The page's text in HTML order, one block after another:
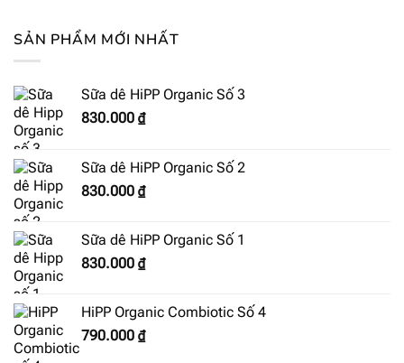
SẢN PHẨM MỚI NHẤT
Sữa dê HiPP Organic Số 3
830.000 ₫
Sữa dê HiPP Organic Số 2
830.000 ₫
Sữa dê HiPP Organic Số 1
830.000 ₫
HiPP Organic Combiotic Số 4
790.000 ₫